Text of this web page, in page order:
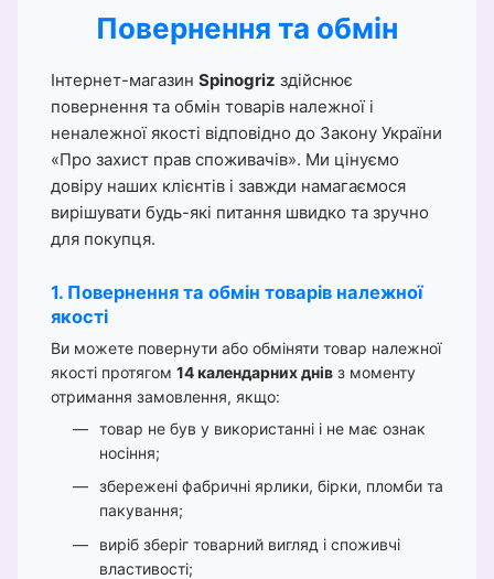
Повернення та обмін
Інтернет-магазин Spinogriz здійснює
повернення та обмін товарів належної і
неналежної якості відповідно до Закону України
«Про захист прав споживачів». Ми цінуємо
довіру наших клієнтів і завжди намагаємося
вирішувати будь-які питання швидко та зручно
для покупця.
1. Повернення та обмін товарів належної
якості
Ви можете повернути або обміняти товар належної
якості протягом 14 календарних днів з моменту
отримання замовлення, якщо:
товар не був у використанні і не має ознак
носіння;
збережені фабричні ярлики, бірки, пломби та
пакування;
виріб зберіг товарний вигляд і споживчі
властивості;